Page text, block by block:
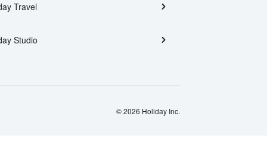
Travel
Studio
© 2026 Holiday Inc.